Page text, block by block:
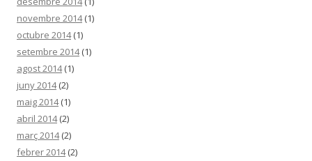
novembre 2014(1)
octubre 2014(1)
setembre 2014(1)
agost 2014(1)
juny 2014(2)
maig 2014(1)
abril 2014(2)
març 2014(2)
febrer 2014(2)